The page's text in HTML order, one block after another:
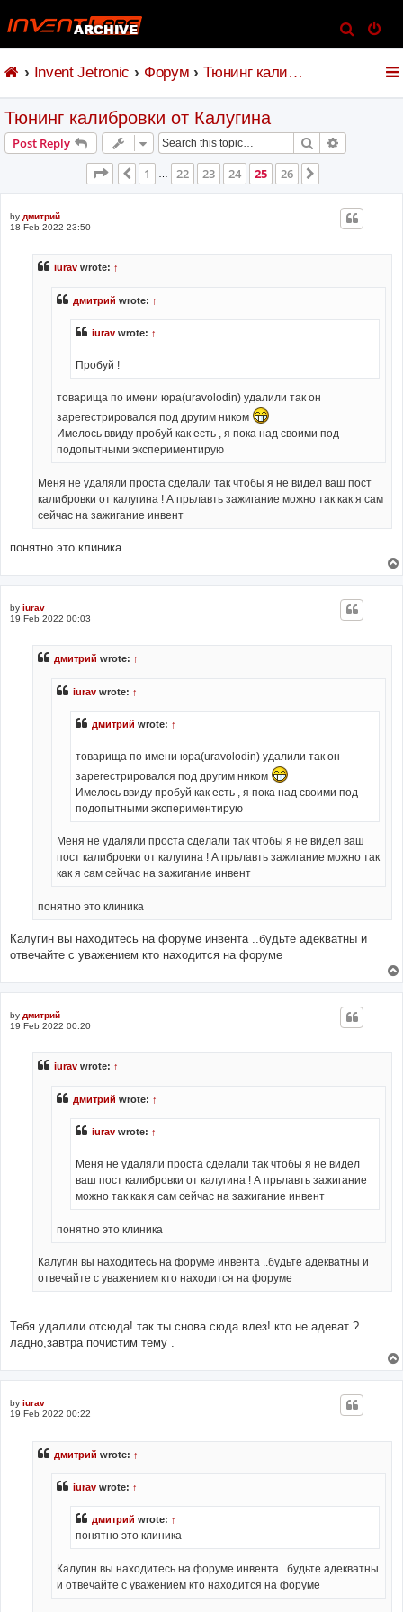
e
Invent Jetronic Форум Тюнинг калибровки от Калугина
Тюнинг калибровки от Калугина
Post Reply Search
Page
25 of 26
Previous
1 22 23 24 25 26
by дмитрий
18 Feb 2022 23:50
iurav wrote: ↑
дмитрий wrote: ↑
iurav wrote: ↑
Пробуй !
товарища по имени юра(uravolodin) удалили так он
зарегестрировался под другим ником
Имелось ввиду пробуй как есть , я пока над своими под
подопытными экспериментирую
Меня не удаляли проста сделали так чтобы я не видел ваш пост
калибровки от калугина ! А прьлавть зажигание можно так как я сам
сейчас на зажигание инвент
понятно это клиника
by iurav
19 Feb 2022 00:03
дмитрий wrote: ↑
iurav wrote: ↑
дмитрий wrote: ↑
товарища по имени юра(uravolodin) удалили так он
зарегестрировался под другим ником
Имелось ввиду пробуй как есть , я пока над своими под
подопытными экспериментирую
Меня не удаляли проста сделали так чтобы я не видел ваш
пост калибровки от калугина ! А прьлавть зажигание можно так
как я сам сейчас на зажигание инвент
понятно это клиника
Калугин вы находитесь на форуме инвента ..будьте адекватны и
отвечайте с уважением кто находится на форуме
by дмитрий
19 Feb 2022 00:20
iurav wrote: ↑
дмитрий wrote: ↑
iurav wrote: ↑
Меня не удаляли проста сделали так чтобы я не видел
ваш пост калибровки от калугина ! А прьлавть зажигание
можно так как я сам сейчас на зажигание инвент
понятно это клиника
Калугин вы находитесь на форуме инвента ..будьте адекватны и
отвечайте с уважением кто находится на форуме
Тебя удалили отсюда! так ты снова сюда влез! кто не адеват ?
ладно,завтра почистим тему .
by iurav
19 Feb 2022 00:22
дмитрий wrote: ↑
iurav wrote: ↑
дмитрий wrote: ↑
понятно это клиника
Калугин вы находитесь на форуме инвента ..будьте адекватны
и отвечайте с уважением кто находится на форуме